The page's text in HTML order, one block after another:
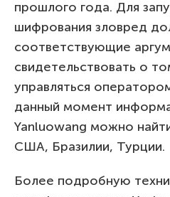
прошлого года. Для
шифрования зловред
соответствующие
свидетельствовать о
управляться
данный момент
Yanluowang можно
США, Бразилии, Турции.
Более подробную